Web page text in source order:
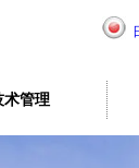
术管理